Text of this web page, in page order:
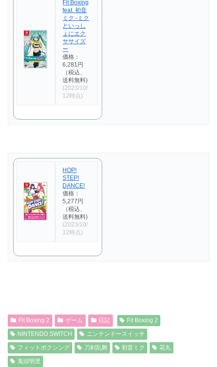
Fit Boxing
feat. 初音
ミク -ミク
といっし
ょにエク
ササイズ
ー
価格：
6,281円
（税込、
送料無料)
(2023/10/
12時点)
HOP!
STEP!
DANCE!
価格：
5,277円
（税込、
送料無料)
(2023/10/
12時点)
Fit Boxing 2 ゲーム 日記
Fit Boxing 2
NINTENDO SWITCH
ニンテンドースイッチ
フィットボクシング
刀剣乱舞 初音ミク
花丸
鬼頭明里